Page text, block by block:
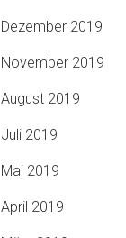
Dezember 2019
November 2019
August 2019
Juli 2019
Mai 2019
April 2019